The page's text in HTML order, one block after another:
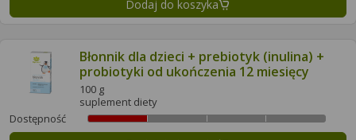
Dodaj do koszyka
Błonnik dla dzieci + prebiotyk (inulina) +
probiotyki od ukończenia 12 miesięcy
100 g
suplement diety
Dostępność